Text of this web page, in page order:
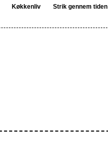
Køkkenliv Strik gennem tiden